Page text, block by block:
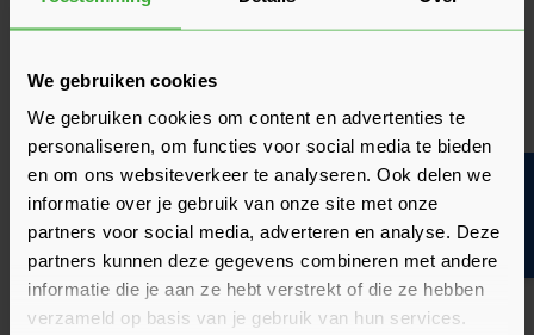
We gebruiken cookies
We gebruiken cookies om content en advertenties te
personaliseren, om functies voor social media te bieden
en om ons websiteverkeer te analyseren. Ook delen we
informatie over je gebruik van onze site met onze
partners voor social media, adverteren en analyse. Deze
partners kunnen deze gegevens combineren met andere
informatie die je aan ze hebt verstrekt of die ze hebben
verzameld op basis van je gebruik van hun services.
OSB plaat 9 mm afwerken?
OSB 9 mm kan op verschillende manieren worden afgewerkt.
Zo kan je de plaat afwerken met verf, lak, beits of olie. Maar
voordat je begint met het afwerken is het belangrijk om de
plaat eerst goed voor te behandelen.